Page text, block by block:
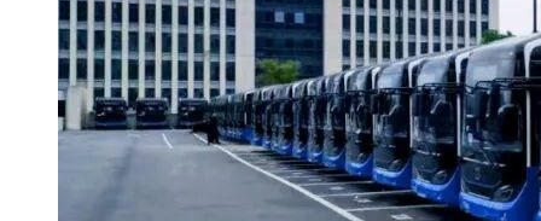
候选人名称
评审结果
湖南星通汽车制造有限公司
93.99
宇通客车股份有限公司
78.9
武汉衡鑫汇营汽车销售服务有限公司65.95
七、资格审查不通过的投标供应商名称、原因和依据